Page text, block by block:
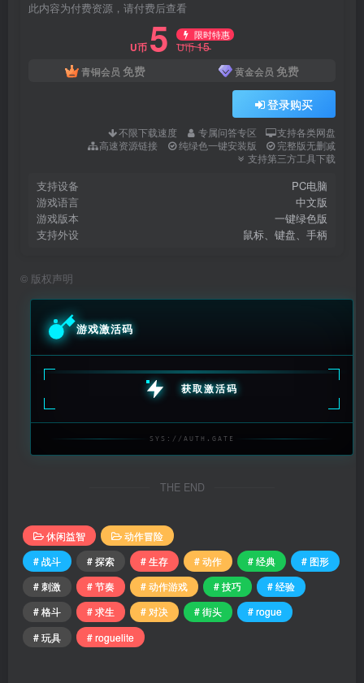
此内容为付费资源，请付费后查看
U币 5 限时特惠
U币15
青铜会员 免费 黄金会员 免费
登录购买
不限下载速度 专属问答专区
支持各类网盘
高速资源链接
纯绿色一键安装版
完整版无删减
支持第三方工具下载
支持设备
PC电脑
游戏语言
中文版
游戏版本
一键绿色版
支持外设
鼠标、键盘、手柄
© 版权声明
游戏激活码
获取激活码
SYS://AUTH.GATE
THE END
休闲益智
动作冒险
# 战斗
# 探索 # 生存 # 动作 # 经典
# 图形
# 刺激
# 节奏 # 动作游戏 # 技巧
# 经验
# 格斗
# 求生 # 对决 # 街头
# rogue
# 玩具
# roguelite